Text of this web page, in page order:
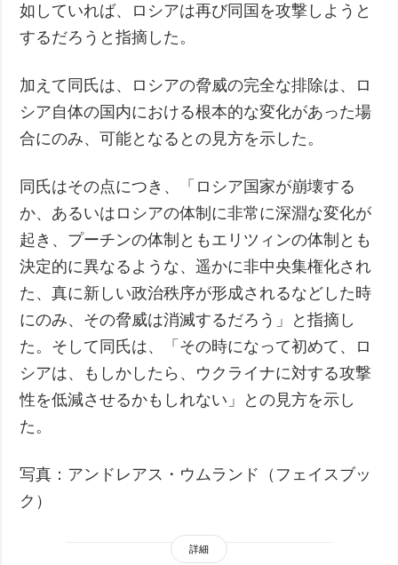
如していれば、ロシアは再び同国を攻撃しようと
するだろうと指摘した。
加えて同氏は、ロシアの脅威の完全な排除は、ロ
シア自体の国内における根本的な変化があった場
合にのみ、可能となるとの見方を示した。
同氏はその点につき、「ロシア国家が崩壊する
か、あるいはロシアの体制に非常に深淵な変化が
起き、プーチンの体制ともエリツィンの体制とも
決定的に異なるような、遥かに非中央集権化され
た、真に新しい政治秩序が形成されるなどした時
にのみ、その脅威は消滅するだろう」と指摘し
た。そして同氏は、「その時になって初めて、ロ
シアは、もしかしたら、ウクライナに対する攻撃
性を低減させるかもしれない」との見方を示し
た。
写真：アンドレアス・ウムランド（フェイスブッ
ク）
詳細